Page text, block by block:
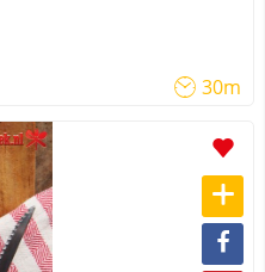
30m